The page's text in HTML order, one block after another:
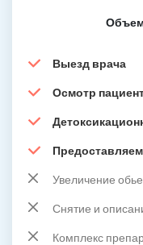
Выезд врача
Осмотр
Увеличение
Снятие и
Комплекс